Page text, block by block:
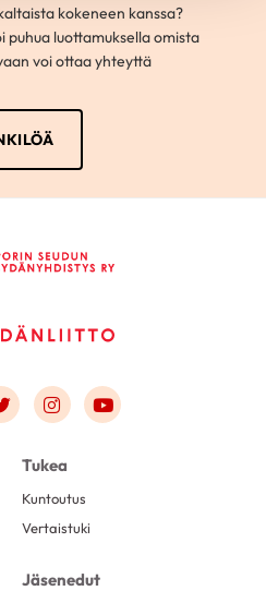
kokeneen kanssa?
puhua luottamuksella omista
voi ottaa yhteyttä
facebook
Link to twitter
Link to instagram
Link to youtube
Tukea
Kuntoutus
Vertaistuki
Jäsenedut